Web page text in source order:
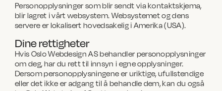
Personopplysninger som blir sendt via kontaktskjema,
blir lagret i vårt websystem. Websystemet og dens
servere er lokalisert hovedsakelig i Amerika (USA).
Dine rettigheter
Hvis Oslo Webdesign AS behandler personopplysninger
om deg, har du rett til innsyn i egne opplysninger.
Dersom personopplysningene er uriktige, ufullstendige
eller det ikke er adgang til å behandle dem, kan du også